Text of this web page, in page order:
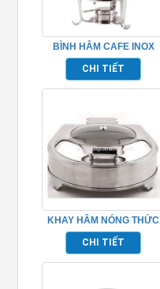
BÌNH HÂM CAFE INOX
TP697059
CHI TIẾT
KHAY HÂM NÓNG THỨC
ĂN BUFFET TP697010
CHI TIẾT